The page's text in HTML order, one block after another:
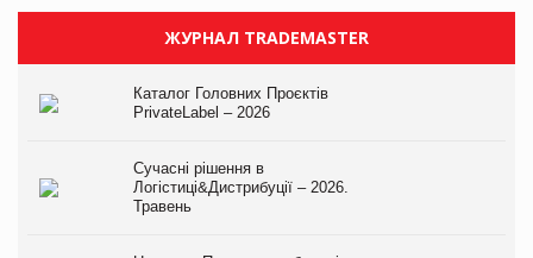
ЖУРНАЛ TRADEMASTER
Каталог Головних Проєктів
PrivateLabel – 2026
Сучасні рішення в
Логістиці&Дистрибуції – 2026.
Травень